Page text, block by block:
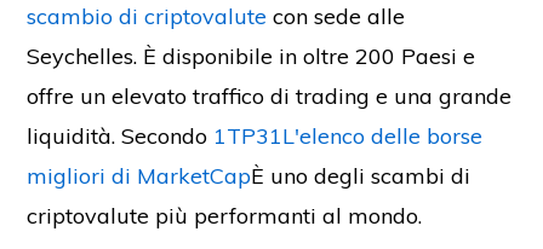
scambio di criptovalute con sede alle
Seychelles. È disponibile in oltre 200 Paesi e
offre un elevato traffico di trading e una grande
liquidità. Secondo 1TP31L'elenco delle borse
migliori di MarketCapÈ uno degli scambi di
criptovalute più performanti al mondo.